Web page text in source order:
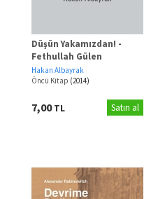
Düşün Yakamızdan! -
Fethullah Gülen
Cephesi'ne Reddiye
Hakan Albayrak
Öncü Kitap (2014)
7,00TL Satın al